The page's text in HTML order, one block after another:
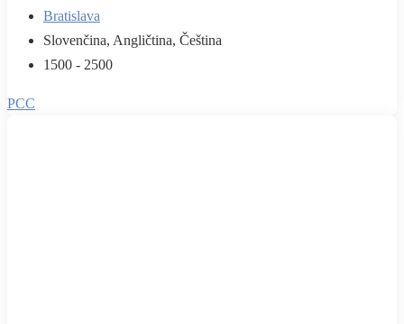
Bratislava
Slovenčina, Angličtina, Čeština
1500 - 2500
PCC